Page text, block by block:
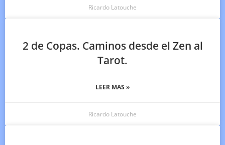
Ricardo Latouche
2 de Copas. Caminos desde el Zen al
Tarot.
LEER MAS »
Ricardo Latouche